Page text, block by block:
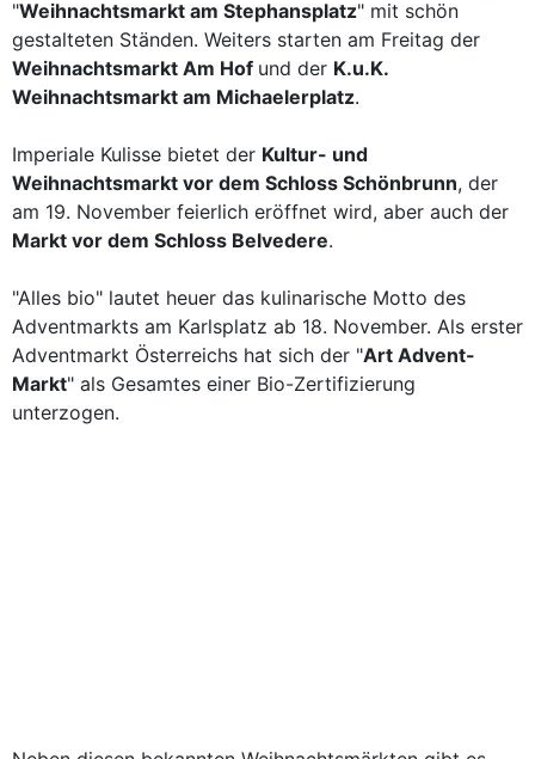
"Weihnachtsmarkt am Stephansplatz" mit schön
gestalteten Ständen. Weiters starten am Freitag der
Weihnachtsmarkt Am Hof und der K.u.K.
Weihnachtsmarkt am Michaelerplatz.
Imperiale Kulisse bietet der Kultur- und
Weihnachtsmarkt vor dem Schloss Schönbrunn, der
am 19. November feierlich eröffnet wird, aber auch der
Markt vor dem Schloss Belvedere.
"Alles bio" lautet heuer das kulinarische Motto des
Adventmarkts am Karlsplatz ab 18. November. Als erster
Adventmarkt Österreichs hat sich der "Art Advent-
Markt" als Gesamtes einer Bio-Zertifizierung
unterzogen.